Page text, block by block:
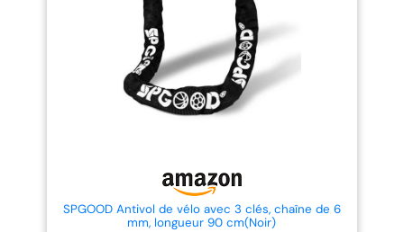
d'oublier le cadenas à
combinaison, le cadenas à
chaîne est équipé de 2 clés
mécaniques pour éviter toute
perte. [Conception intime] Le
cylindre de serrure de scooter
est conçu avec un couvercle
étanche à l'eau et à la poussière,
la clé est également unique et la
clé] Le cadenas à chaîne est
fourni avec deux clés
mécaniques ; vous n’avez donc
pas à craindre de les perdre.
Veuillez insérer la clé à fond
avant de la tourner. [Conception
bien pensée] Le cylindre de
serrure est doté d'une
conception étanche à l'eau et à
SPGOOD Antivol de vélo avec 3 clés, chaîne de 6
mm, longueur 90 cm(Noir)